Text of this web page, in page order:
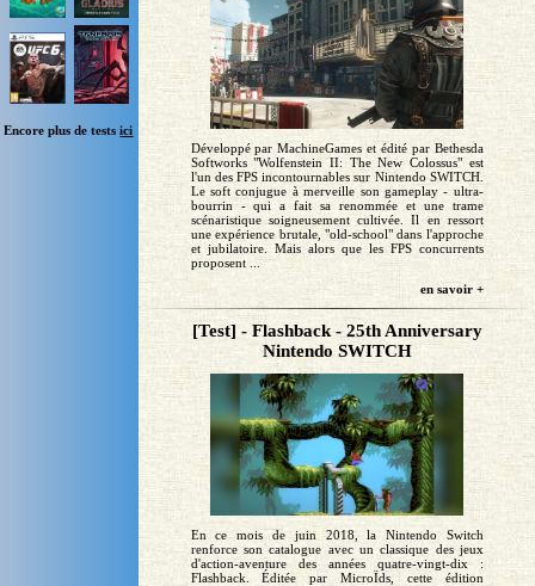
Encore plus de testsici
Développé par MachineGames et édité par Bethesda
Softworks "Wolfenstein II: The New Colossus" est
l'un des FPS incontournables sur Nintendo SWITCH.
Le soft conjugue à merveille son gameplay - ultra-
bourrin - qui a fait sa renommée et une trame
scénaristique soigneusement cultivée. Il en ressort
une expérience brutale, "old-school" dans l'approche
et jubilatoire. Mais alors que les FPS concurrents
proposent ...
en savoir +
[Test] - Flashback - 25th Anniversary
Nintendo SWITCH
En ce mois de juin 2018, la Nintendo Switch
renforce son catalogue avec un classique des jeux
d'action-aventure des années quatre-vingt-dix :
Flashback. Éditée par MicroÏds, cette édition